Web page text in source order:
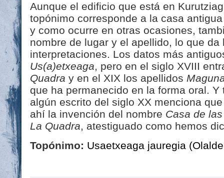
Aunque el edificio que está en
topónimo corresponde a la casa
y como ocurre en otras ocasiones,
nombre de lugar y el apellido, lo que da
interpretaciones. Los datos más
Us(a)etxeaga, pero en el siglo XVIII
Quadra y en el XIX los apellidos
que ha permanecido en la forma oral.
algún escrito del siglo XX menciona
ahí la invención del nombre Casa de
La Quadra, atestiguado como hemos
Topónimo: Usaetxeaga jauregia